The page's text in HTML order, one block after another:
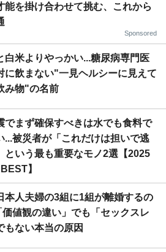
能を掛け合わせて挑む、これから
Sponsored
白米よりやっかい...糖尿病専門医
に飲まない"一見ヘルシーに見えて
み物"の名前
でまず確保すべきは水でも食料で
...被災者が「これだけは担いで逃
という最も重要なモノ2選【2025
】
本人夫婦の3組に1組が離婚するの
価値観の違い」でも「セックスレ
もない本当の原因